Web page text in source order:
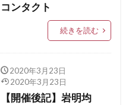
コンタクト
続きを読む
2020年3月23日
2020年3月23日
【開催後記】岩明均